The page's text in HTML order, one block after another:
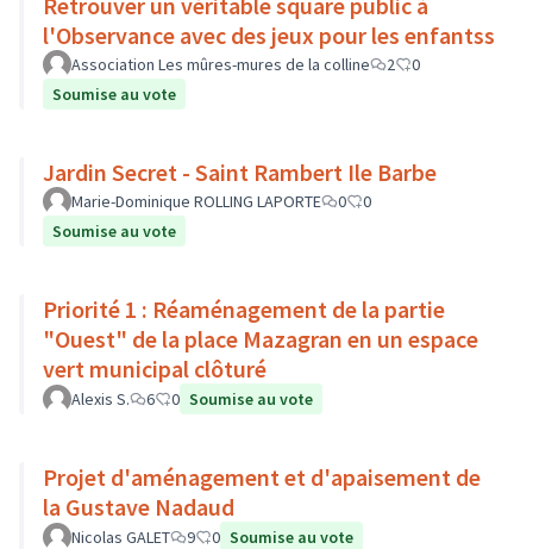
l'Observance avec des jeux pour les enfantss
Association Les mûres-mures de la colline 2
0
Soumise au vote
Jardin Secret - Saint Rambert Ile Barbe
Marie-Dominique ROLLING LAPORTE 0
0
Soumise au vote
Priorité 1 : Réaménagement de la partie
"Ouest" de la place Mazagran en un espace
vert municipal clôturé
Alexis S. 6 0 Soumise au vote
Projet d'aménagement et d'apaisement de
la Gustave Nadaud
Nicolas GALET 9 0 Soumise au vote